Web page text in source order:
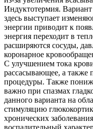
Индуктотермия.
здесь выступает
энергии приводит к
энергия переходит в
расширяются сосуды,
коронарное
С улучшением тока
рассасывающее, а также
процедуры. Также
важно при спазмах
данного варианта на
стимуляцию
хронических